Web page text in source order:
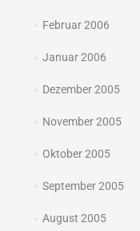
Februar 2006
Januar 2006
Dezember 2005
November 2005
Oktober 2005
September 2005
August 2005